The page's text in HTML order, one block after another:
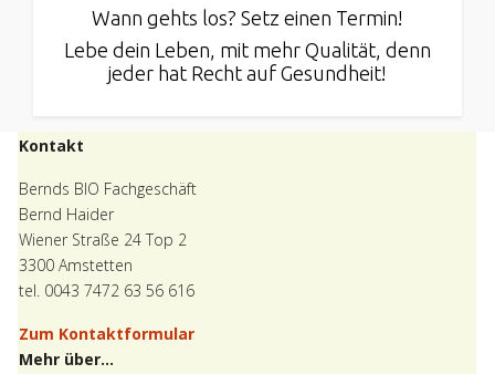
Wann gehts los? Setz einen Termin!
Lebe dein Leben, mit mehr Qualität, denn
jeder hat Recht auf Gesundheit!
Kontakt
Bernds BIO Fachgeschäft
Bernd Haider
Wiener Straße 24 Top 2
3300 Amstetten
tel. 0043 7472 63 56 616
Zum Kontaktformular
Mehr über...